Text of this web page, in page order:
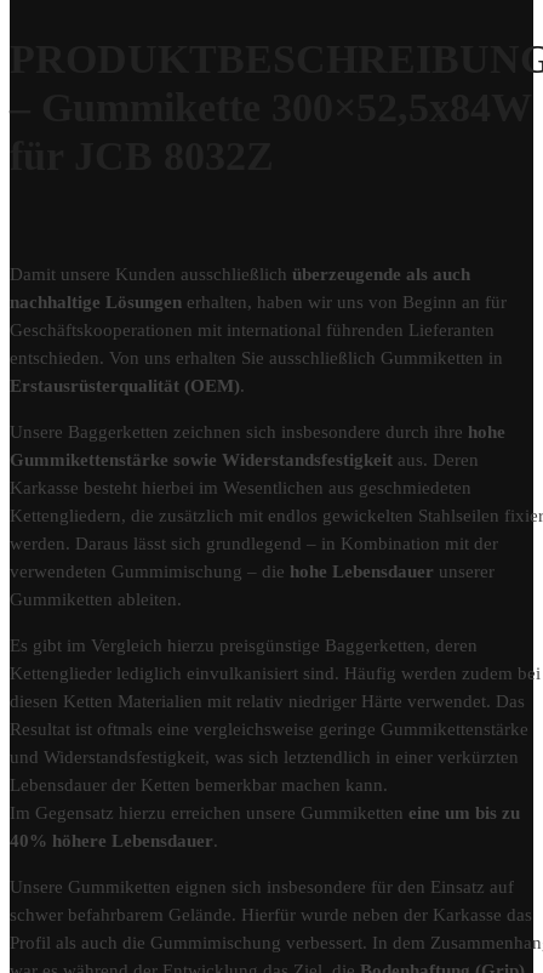
Damit unsere Kunden ausschließlich überzeugende als auch
nachhaltige Lösungen erhalten, haben wir uns von Beginn an für
Geschäftskooperationen mit international führenden Lieferanten
entschieden. Von uns erhalten Sie ausschließlich Gummiketten in
Erstausrüsterqualität (OEM).
Unsere Baggerketten zeichnen sich insbesondere durch ihre hohe
Gummikettenstärke sowie Widerstandsfestigkeit aus. Deren
Karkasse besteht hierbei im Wesentlichen aus geschmiedeten
Kettengliedern, die zusätzlich mit endlos gewickelten Stahlseilen
werden. Daraus lässt sich grundlegend – in Kombination mit der
verwendeten Gummimischung – die hohe Lebensdauer unserer
Gummiketten ableiten.
Es gibt im Vergleich hierzu preisgünstige Baggerketten, deren
Kettenglieder lediglich einvulkanisiert sind. Häufig werden zudem bei
diesen Ketten Materialien mit relativ niedriger Härte verwendet. Das
Resultat ist oftmals eine vergleichsweise geringe Gummikettenstärke
und Widerstandsfestigkeit, was sich letztendlich in einer verkürzten
Lebensdauer der Ketten bemerkbar machen kann.
Im Gegensatz hierzu erreichen unsere Gummiketten eine um bis zu
40% höhere Lebensdauer.
Unsere Gummiketten eignen sich insbesondere für den Einsatz auf
schwer befahrbarem Gelände. Hierfür wurde neben der Karkasse das
Profil als auch die Gummimischung verbessert. In dem